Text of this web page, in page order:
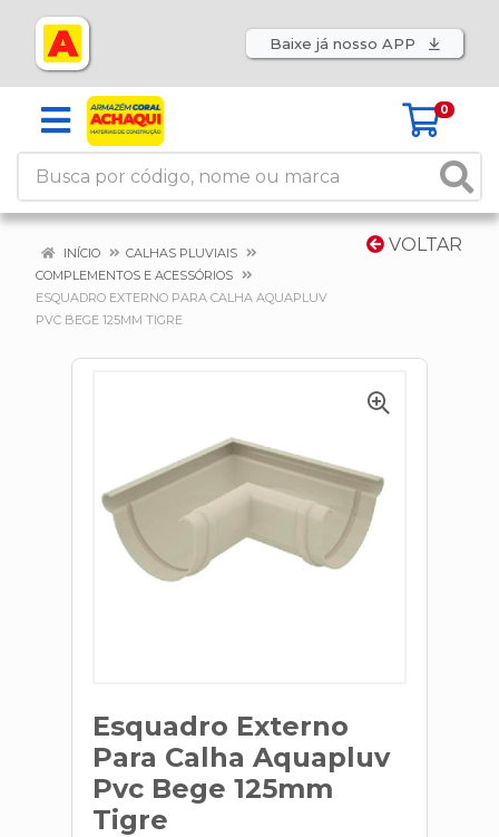
Baixe já nosso APP
0
VOLTAR
INÍCIO
CALHAS PLUVIAIS
COMPLEMENTOS E ACESSÓRIOS
ESQUADRO EXTERNO PARA CALHA AQUAPLUV
PVC BEGE 125MM TIGRE
Esquadro Externo
Para Calha Aquapluv
Pvc Bege 125mm
Tigre